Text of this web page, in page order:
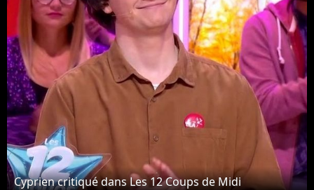
Cyprien critiqué dans Les 12 Coups de Midi